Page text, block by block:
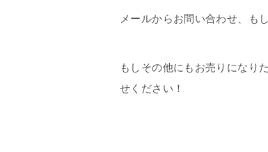
メールからお問い合わせ、も
もしその他にもお売りになり
せください！